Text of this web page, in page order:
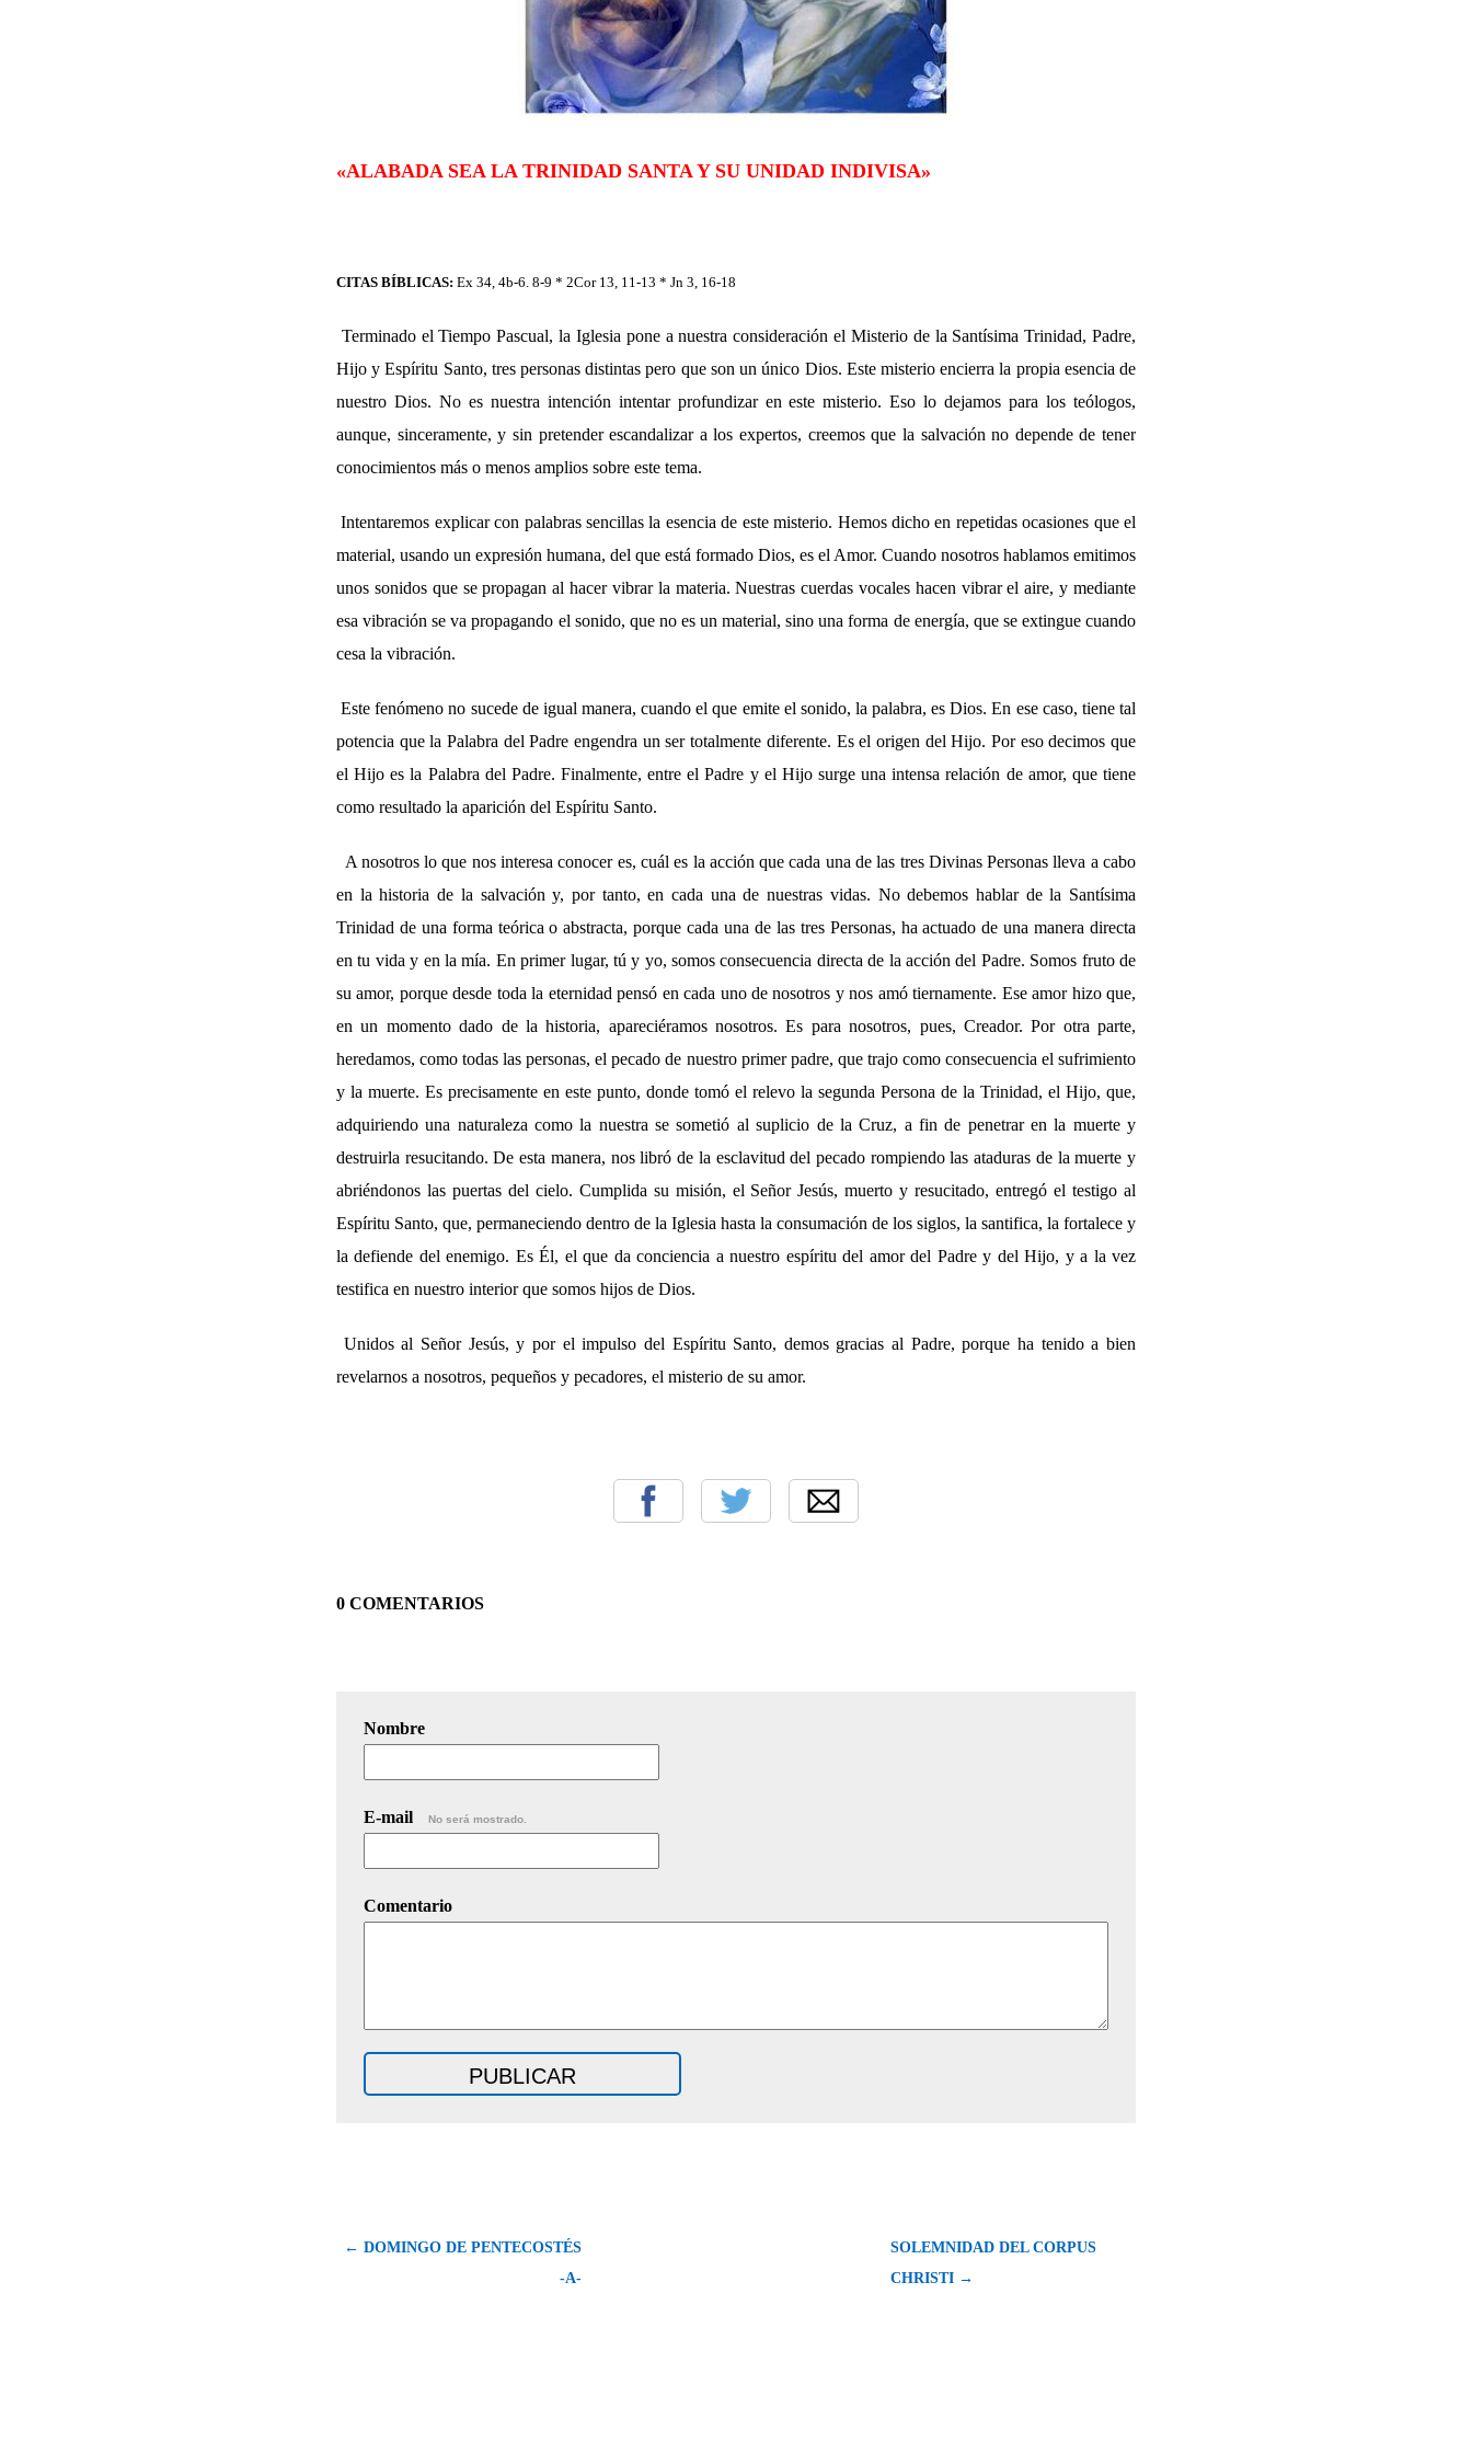
«ALABADA SEA LA TRINIDAD SANTA Y SU UNIDAD INDIVISA»
CITAS BÍBLICAS: Ex 34, 4b-6. 8-9 * 2Cor 13, 11-13 * Jn 3, 16-18
Terminado el Tiempo Pascual, la Iglesia pone a nuestra consideración el Misterio de la Santísima Trinidad, Padre,
Hijo y Espíritu Santo, tres personas distintas pero que son un único Dios. Este misterio encierra la propia esencia de
nuestro Dios. No es nuestra intención intentar profundizar en este misterio. Eso lo dejamos para los teólogos,
aunque, sinceramente, y sin pretender escandalizar a los expertos, creemos que la salvación no depende de tener
conocimientos más o menos amplios sobre este tema.
Intentaremos explicar con palabras sencillas la esencia de este misterio. Hemos dicho en repetidas ocasiones que el
material, usando un expresión humana, del que está formado Dios, es el Amor. Cuando nosotros hablamos emitimos
unos sonidos que se propagan al hacer vibrar la materia. Nuestras cuerdas vocales hacen vibrar el aire, y mediante
esa vibración se va propagando el sonido, que no es un material, sino una forma de energía, que se extingue cuando
cesa la vibración.
Este fenómeno no sucede de igual manera, cuando el que emite el sonido, la palabra, es Dios. En ese caso, tiene tal
potencia que la Palabra del Padre engendra un ser totalmente diferente. Es el origen del Hijo. Por eso decimos que
el Hijo es la Palabra del Padre. Finalmente, entre el Padre y el Hijo surge una intensa relación de amor, que tiene
como resultado la aparición del Espíritu Santo.
A nosotros lo que nos interesa conocer es, cuál es la acción que cada una de las tres Divinas Personas lleva a cabo
en la historia de la salvación y, por tanto, en cada una de nuestras vidas. No debemos hablar de la Santísima
Trinidad de una forma teórica o abstracta, porque cada una de las tres Personas, ha actuado de una manera directa
en tu vida y en la mía. En primer lugar, tú y yo, somos consecuencia directa de la acción del Padre. Somos fruto de
su amor, porque desde toda la eternidad pensó en cada uno de nosotros y nos amó tiernamente. Ese amor hizo que,
en un momento dado de la historia, apareciéramos nosotros. Es para nosotros, pues, Creador. Por otra parte,
heredamos, como todas las personas, el pecado de nuestro primer padre, que trajo como consecuencia el sufrimiento
y la muerte. Es precisamente en este punto, donde tomó el relevo la segunda Persona de la Trinidad, el Hijo, que,
adquiriendo una naturaleza como la nuestra se sometió al suplicio de la Cruz, a fin de penetrar en la muerte y
destruirla resucitando. De esta manera, nos libró de la esclavitud del pecado rompiendo las ataduras de la muerte y
abriéndonos las puertas del cielo. Cumplida su misión, el Señor Jesús, muerto y resucitado, entregó el testigo al
Espíritu Santo, que, permaneciendo dentro de la Iglesia hasta la consumación de los siglos, la santifica, la fortalece y
la defiende del enemigo. Es Él, el que da conciencia a nuestro espíritu del amor del Padre y del Hijo, y a la vez
testifica en nuestro interior que somos hijos de Dios.
Unidos al Señor Jesús, y por el impulso del Espíritu Santo, demos gracias al Padre, porque ha tenido a bien
revelarnos a nosotros, pequeños y pecadores, el misterio de su amor.
0 COMENTARIOS
Nombre
E-mail No será mostrado.
Comentario
← DOMINGO DE PENTECOSTÉS
-A-
SOLEMNIDAD DEL CORPUS
CHRISTI →